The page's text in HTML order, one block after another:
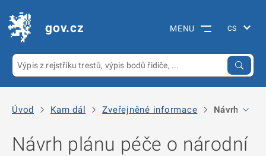
gov.cz MENU
Úvod Kam dál Zveřejněné informace Návrh
Návrh plánu péče o národní